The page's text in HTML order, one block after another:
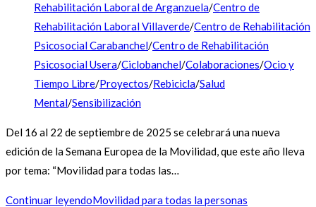
Rehabilitación Laboral de Arganzuela/Centro de
Rehabilitación Laboral Villaverde/Centro de Rehabilitación
Psicosocial Carabanchel/Centro de Rehabilitación
Psicosocial Usera/Ciclobanchel/Colaboraciones/Ocio y
Tiempo Libre/Proyectos/Rebicicla/Salud
Mental/Sensibilización
Del 16 al 22 de septiembre de 2025 se celebrará una nueva
edición de la Semana Europea de la Movilidad, que este año lleva
por tema: “Movilidad para todas las…
Continuar leyendoMovilidad para todas la personas